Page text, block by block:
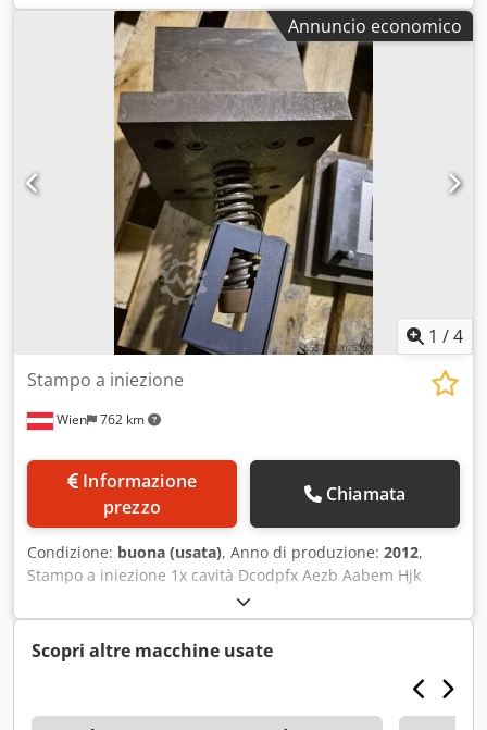
Annuncio economico
1 /4
Wien 762 km
Stampo a iniezione
prezzo
Chiamata
Condizione: buona (usata), Anno di produzione: 2012,
Stampo a iniezione 1x cavità Dcodpfx Aezb Aabem Hjk
Scopri altre macchine usate